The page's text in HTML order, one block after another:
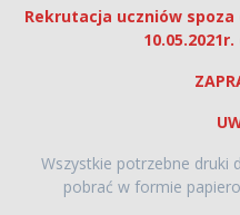
Rekrutacja uczniów
Wszystkie potrzebne druki
pobrać w formie